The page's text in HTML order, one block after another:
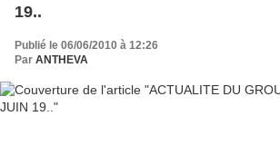
19..
Publié le 06/06/2010 à 12:26
Par ANTHEVA